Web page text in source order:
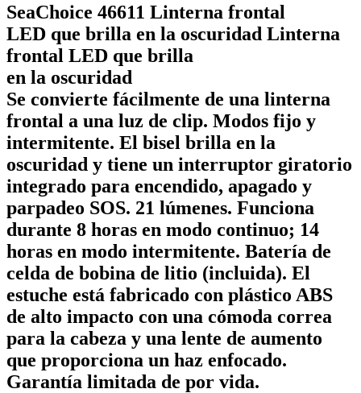
SeaChoice 46611 Linterna frontal
LED que brilla en la oscuridad Linterna
frontal LED que brilla
en la oscuridad
Se convierte fácilmente de una linterna
frontal a una luz de clip. Modos fijo y
intermitente. El bisel brilla en la
oscuridad y tiene un interruptor giratorio
integrado para encendido, apagado y
parpadeo SOS. 21 lúmenes. Funciona
durante 8 horas en modo continuo; 14
horas en modo intermitente. Batería de
celda de bobina de litio (incluida). El
estuche está fabricado con plástico ABS
de alto impacto con una cómoda correa
para la cabeza y una lente de aumento
que proporciona un haz enfocado.
Garantía limitada de por vida.